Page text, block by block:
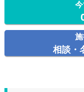
相談・